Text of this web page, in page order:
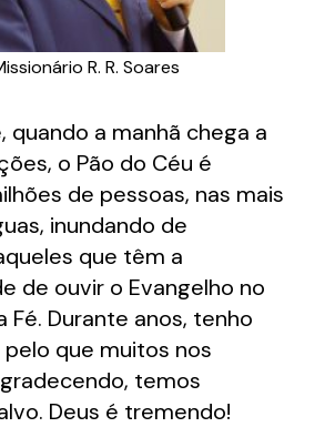
R. R. Soares
quando a manhã chega a
o Pão do Céu é
de pessoas, nas mais
inundando de
que têm a
de ouvir o Evangelho no
Fé. Durante anos, tenho
que muitos nos
temos
Deus é tremendo!